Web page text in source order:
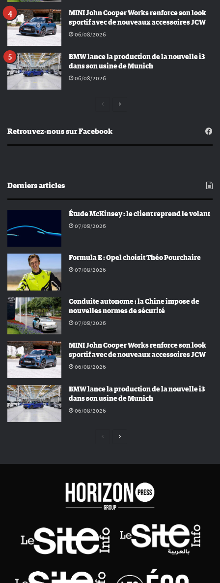
MINI John Cooper Works renforce son look
sportif avec de nouveaux accessoires JCW
06/08/2026
BMW lance la production de la nouvelle i3
dans son usine de Munich
06/08/2026
Page
Page
Retrouvez-nous sur Facebook
Derniers articles
Étude McKinsey : le client reprend le volant
07/08/2026
Formula E : Opel choisit Théo Pourchaire
07/08/2026
Conduite autonome : la Chine impose de
nouvelles normes de sécurité
07/08/2026
MINI John Cooper Works renforce son look
sportif avec de nouveaux accessoires JCW
06/08/2026
BMW lance la production de la nouvelle i3
dans son usine de Munich
06/08/2026
Page
Page